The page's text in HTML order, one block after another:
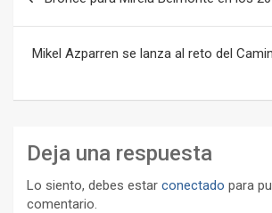
Mikel Azparren se lanza al reto del
Deja una respuesta
Lo siento, debes estar conectado para
comentario.